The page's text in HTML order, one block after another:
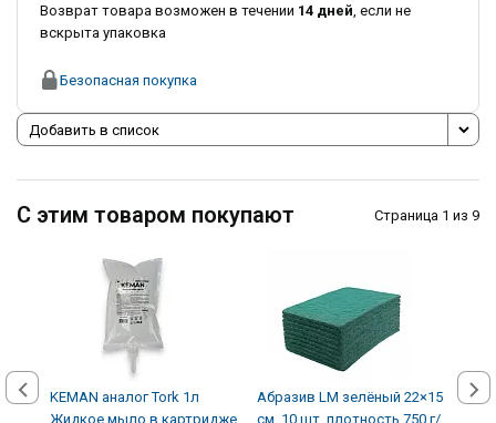
Возврат товара возможен в течении 14 дней , если не
вскрыта упаковка
Безопасная покупка
Добавить в список
С этим товаром покупают Страница 1 из 9
KEMAN аналог Tork 1л
Жидкое мыло в картридже
Абразив LM зелёный 22×15
см, 10 шт, плотность 750 г/